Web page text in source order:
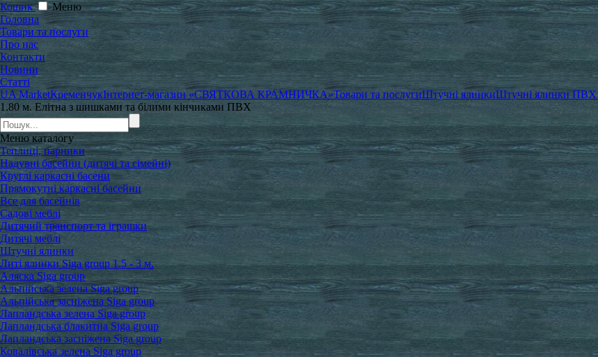
Кошик
Меню
Головна
Товари та послуги
Про нас
Контакти
Новини
Статті
UA MarketКременчукІнтернет-магазин «СВЯТКОВА КРАМНИЧКА»Товари та послугиШтучні ялинкиШтучні ялинки ПВХ
1.80 м. Елітна з шишками та білими кінчиками ПВХ
Меню каталогу
Теплиці, парники
Надувні басейни (дитячі та сімейні)
Круглі каркасні басени
Прямокутні каркасні басейни
Все для басейнів
Садові меблі
Дитячий транспорт та іграшки
Дитячі меблі
Штучні ялинки
Литі ялинки Siga group 1.5 - 3 м.
Аляска Siga group
Альпійська зелена Siga group
Альпійська засніжена Siga group
Лапландська зелена Siga group
Лапландська блакитна Siga group
Лапландська засніжена Siga group
Ковалівська зелена Siga group